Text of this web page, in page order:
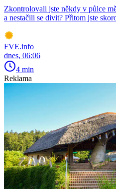
Zkontrolovali jste někdy v půlce
a nestačili se divit? Přitom jste
FVE.info
dnes, 06:06
4 min
Reklama